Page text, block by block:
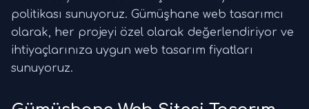
politikası sunuyoruz. Gümüşhane web tasarımcı
olarak, her projeyi özel olarak değerlendiriyor ve
ihtiyaçlarınıza uygun web tasarım fiyatları
sunuyoruz.